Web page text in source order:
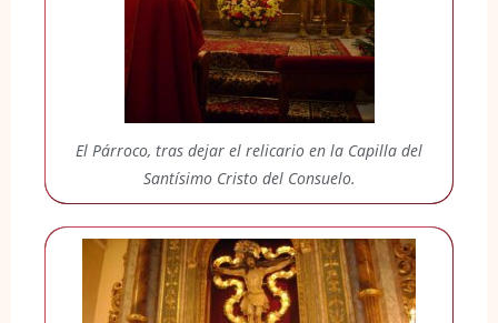
El Párroco, tras dejar el relicario en la Capilla del
Santísimo Cristo del Consuelo.